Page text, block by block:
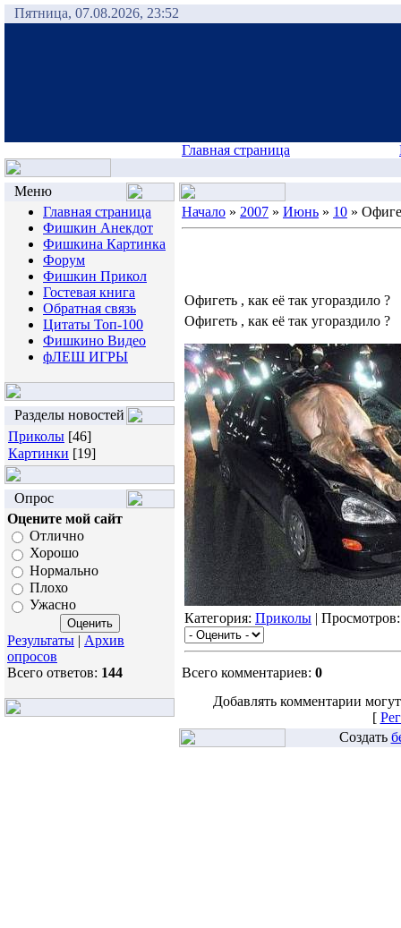
Пятница, 07.08.2026, 23:52
Главная страница
Меню
Главная страница
Фишкин Анекдот
Фишкина Картинка
Форум
Фишкин Прикол
Гостевая книга
Обратная связь
Цитаты Топ-100
Фишкино Видео
фЛЕШ ИГРЫ
Разделы новостей
Приколы [46]
Картинки [19]
Опрос
Оцените мой сайт
Отлично
Хорошо
Нормально
Плохо
Ужасно
Результаты | Архив
опросов
Всего ответов: 144
Начало » 2007 » Июнь » 10 »
Офигеть , как её так угораздило ?
Офигеть , как её так угораздило ?
Категория: Приколы |
Всего комментариев: 0
Добавлять комментарии
[
Создать